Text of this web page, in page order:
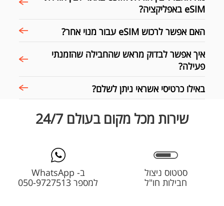
eSIM באפליקציה?
האם אפשר לרכוש eSIM עבור מנוי אחר?
איך אפשר לבדוק מראש שהחבילה שהזמנתי
פעילה?
באילו כרטיסי אשראי ניתן לשלם?
שירות מכל מקום בעולם 24/7
סטטוס ניצול
חבילות חו"ל
ב- WhatsApp
למספר 050-9727513